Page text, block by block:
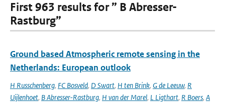
First 963 results for ” B Abresser-
Rastburg”
Ground based Atmospheric remote sensing in the
Netherlands: European outlook
H Russchenberg, FC Bosveld, D Swart, H ten Brink, G de Leeuw, R
Uijlenhoet, B Abresser-Rastburg, H van der Marel, L Ligthart, R Boers, A